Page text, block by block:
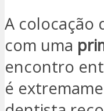
A colocação
com uma
encontro
é